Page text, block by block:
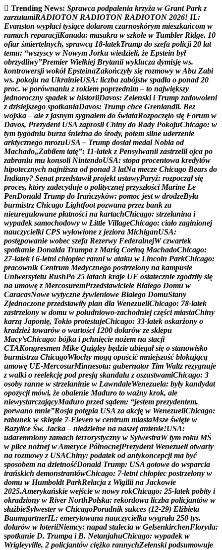
Trending News: Sprawca podpalenia krzyża w Grant Park z
zarzutamiRADIOTON RADIOTON RADIOTON 2026! IL:
Evanston wypłaci tysiące dolarom czarnoskórym mieszkańcom w
ramach reparacjiKanada: masakra w szkole w Tumbler Ridge. 10
ofiar śmiertelnych, sprawcą 18-latekTrump do szefa policji 20 lat
temu: “wszyscy w Nowym Jorku wiedzieli, że Epstein był
obrzydliwy”Premier Wielkiej Brytanii wyklucza dymisję ws.
kontrowersji wokół EpsteinaZakończyły się rozmowy wAbu Zabi
ws. pokoju na UkrainieUSA: liczba zabójstw spadła o ponad 20
proc. w porównaniu z rokiem poprzednim – to największy
jednoroczny spadek w historiiDavos: Zełenski i Trump zadowoleni
z dzisiejszego spotkaniaDavos: Trump chce Grenlandii. Bez
wojska – ale z jasnym sygnałem do świataRozpoczęło się Forum w
Davos, Prezydent USA zaprosił Chiny do Rady PokojuChicago: w
tym tygodniu burza śnieżna do środy, potem silne uderzenie
arktycznego mrozuUSA – Trump dostał medal Nobla od
Machado„Zabiłem tatę”: 11-latek z Pensylwanii zastrzelił ojca po
zabraniu mu konsoli NintendoUSA: stopa procentowa kredytów
hipotecznych najniższa od ponad 3 latNa mecze Chicago Bears do
Indiany? Senat przedstawił projekt ustawyParyż: rozpoczął się
proces, który zadecyduje o politycznej przyszłości Marine Le
PenDonald Trump do Irańczyków: pomoc jest w drodzeByła
burmistrz Chicago Lightfoot pozwana przez bank za
nieuregulowane płatności na kartachChicago: strzelanina i
wypadek samochodowy w Little VillageChicago: ciało zaginionej
nauczycielki CPS wyłowione z jeziora MichiganUSA:
postępowanie wobec szefa Rezerwy FederalnejW czwartek
spotkanie Donalda Trumpa z Maríą Coriną MachadoChicago:
27-latek i 6-letni chłopiec ranni w ataku w Lincoln ParkChicago:
pracownik Centrum Medycznego postrzelony na kampusie
Uniwersytetu RushPo 25 latach kraje UE ostatecznie zgodziły się
na umowę z MercosuremPrzedstawiciele Białego Domu w
CaracasNowe wytyczne żywieniowe Białego DomuStany
Zjednoczone przedstawiły plan dla WenezueliChicago: 78-latek
zastrzelony w domu w południowo-zachodniej części miastaChiny
karzą Japonię, Tokio protestujeChicago: 33-latek oskarżony o
kradzież towarów o wartości 1200 dolarów ze sklepu
Macy’sChicago: bójka i pchnięcie nożem na stacji
CTAKongresmen Mike Quigley będzie ubiegał się o stanowisko
burmistrza ChicagoWłochy mogą opuścić mniejszość blokującą
umowę UE-MercosurMinnesota: gubernator Tim Waltz rezygnuje
z walki o reelekcję pod presją skandalu z oszustwamiChicago: 3
osoby ranne w strzelaninie w LawndaleWenezuela: były kandydat
opozycji mówi, że obalenie Maduro to ważny krok, ale
niewystarczającyMaduro przed sądem: “jestem prezydentem,
porwano mnie”Rosja potępia USA za akcję w WenezueliChicago:
rabunek w sklepie 7-Eleven w centrum miastaMsze święte w
Bazylice Św. Jacka – niedzielne na naszej antenie!USA:
udaremniony zamach terrorystyczny w SylwestraW tym roku MŚ
w piłce nożnej wAmeryce PółnocnejPrezydent Wenezueli otwarty
na rozmowy z USAChiny: podatek od antykoncepcji ma być
sposobem na dzietnośćDonald Trump: USA gotowe do wsparcia
irańskich demonstrantówChicago: 7-letni chłopiec postrzelony w
domu w Humboldt ParkRelacja z Wigilii na Jackowie
2025.Amerykańskie wejście w nowy rokChicago: 25-latek pobity i
okradziony w River NorthPolska: rekordowa liczba policjantów w
służbieSylwester w ChicagoPoradnik sukces (12-29) Elżbieta
BaumgartnerIL: emerytowana nauczycielka wygrała 250 tys.
dolarów w loteriiNiemcy: napad stulecia w GelsenkirchenFloryda:
spotkanie D. Trumpa i B. NetanjahuChicago: wypadek w
Wrigleyville, 2 policjantów ciężko rannychZełenski podsumowuje